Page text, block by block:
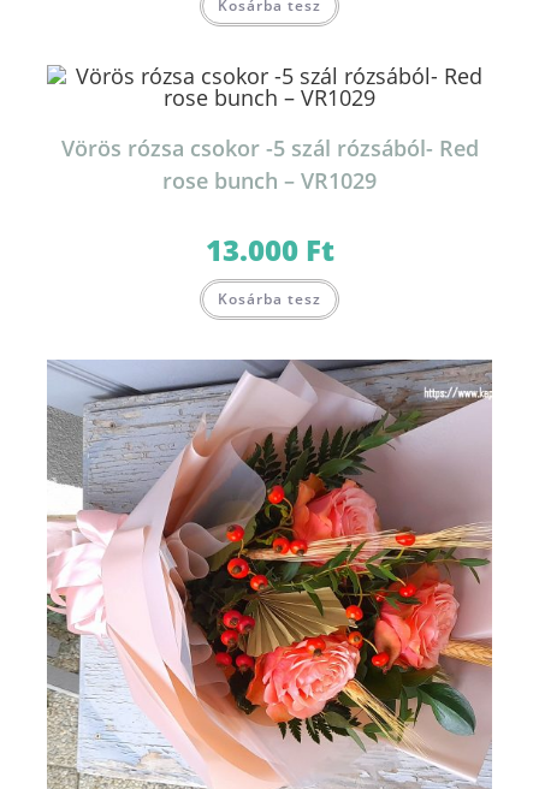
Kosárba tesz
Vörös rózsa csokor -5 szál rózsából- Red
rose bunch – VR1029
13.000 Ft
Kosárba tesz